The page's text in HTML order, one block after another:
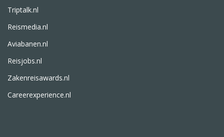
Triptalk.nl
Reismedia.nl
Aviabanen.nl
Reisjobs.nl
Zakenreisawards.nl
Careerexperience.nl